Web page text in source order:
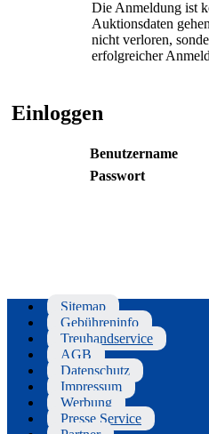
Die Anmeldung ist
Auktionsdaten
nicht verloren,
erfolgreicher
Einloggen
Benutzername
Passwort
Sitemap
Gebühreninfo
Treuhandservice
AGB
Datenschutz
Impressum
Werbung
Presse Service